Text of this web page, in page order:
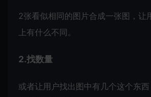
2张看似相同的图片合成一张图，让
上有什么不同。
2.找数量
或者让用户找出图中有几个这个东